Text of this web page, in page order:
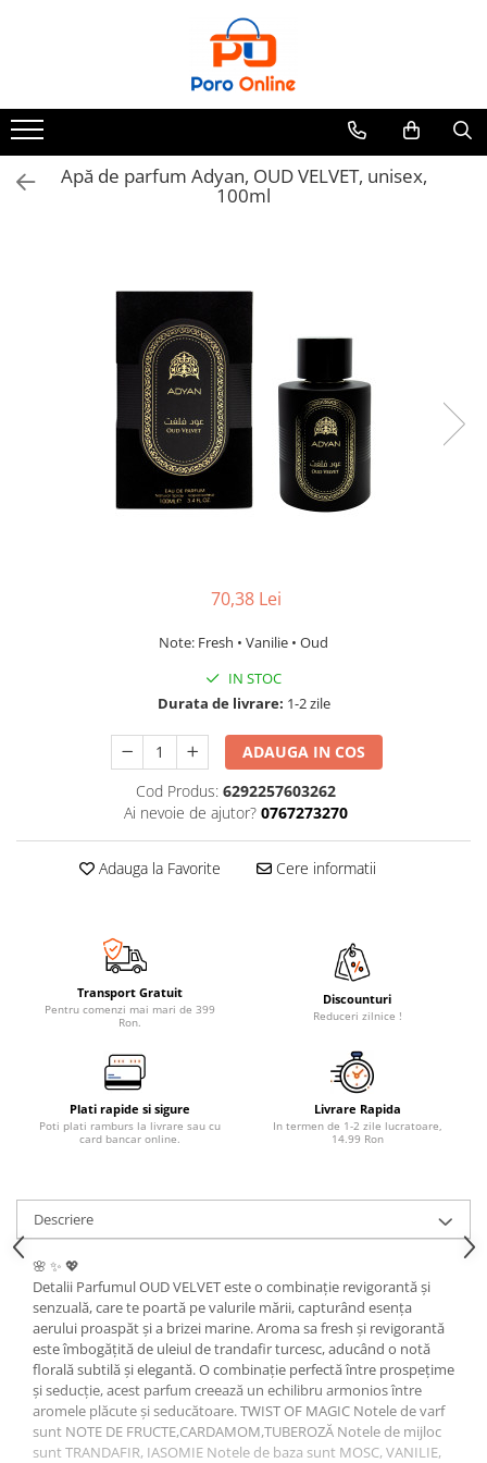
Clone
Parfum Barbati
Parfum Femei
Apă de parfum Adyan, OUD VELVET, unisex,
100ml
70,38 Lei
Note: Fresh • Vanilie • Oud
IN STOC
Durata de livrare: 1-2 zile
ADAUGA IN COS
Cod Produs: 6292257603262
Ai nevoie de ajutor? 0767273270
Adauga la Favorite Cere informatii
Transport Gratuit
Pentru comenzi mai mari de 399
Ron.
Discounturi
Reduceri zilnice !
Plati rapide si sigure
Poti plati ramburs la livrare sau cu
card bancar online.
Livrare Rapida
In termen de 1-2 zile lucratoare,
14.99 Ron
Descriere
🌸 ✨ 💖
Detalii Parfumul OUD VELVET este o combinație revigorantă și
senzuală, care te poartă pe valurile mării, capturând esența
aerului proaspăt și a brizei marine. Aroma sa fresh și revigorantă
este îmbogățită de uleiul de trandafir turcesc, aducând o notă
florală subtilă și elegantă. O combinație perfectă între prospețime
și seducție, acest parfum creează un echilibru armonios între
aromele plăcute și seducătoare. TWIST OF MAGIC Notele de varf
sunt NOTE DE FRUCTE,CARDAMOM,TUBEROZĂ Notele de mijloc
sunt TRANDAFIR, IASOMIE Notele de baza sunt MOSC, VANILIE,